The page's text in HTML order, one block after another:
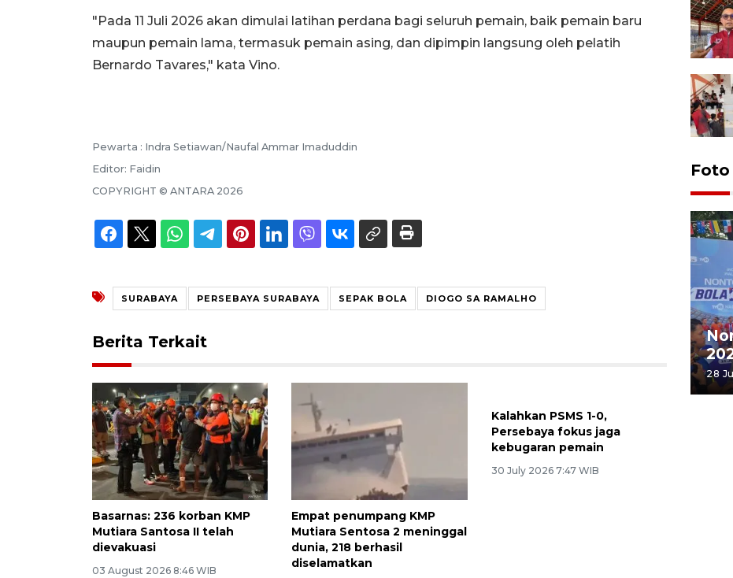
"Pada 11 Juli 2026 akan dimulai latihan perdana bagi seluruh pemain, baik pemain baru
maupun pemain lama, termasuk pemain asing, dan dipimpin langsung oleh pelatih
Bernardo Tavares," kata Vino.
Pewarta : Indra Setiawan/Naufal Ammar Imaduddin
Editor: Faidin
COPYRIGHT © ANTARA 2026
SURABAYA PERSEBAYA SURABAYA SEPAK BOLA DIOGO SA RAMALHO
Berita Terkait
Basarnas: 236 korban KMP
Mutiara Santosa II telah
dievakuasi
03 August 2026 8:46 WIB
Empat penumpang KMP
Mutiara Sentosa 2 meninggal
dunia, 218 berhasil
diselamatkan
Kalahkan PSMS 1-0,
Persebaya fokus jaga
kebugaran pemain
30 July 2026 7:47 WIB
Foto
28